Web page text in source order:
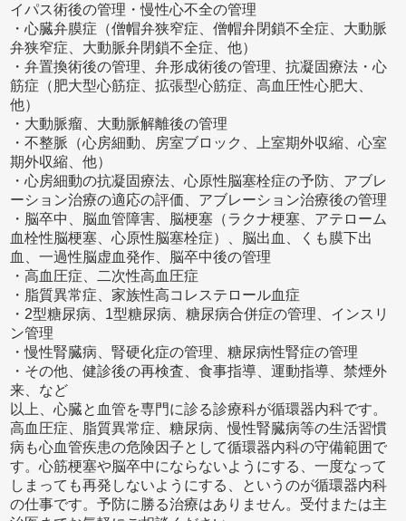
イパス術後の管理・慢性心不全の管理
・心臓弁膜症（僧帽弁狭窄症、僧帽弁閉鎖不全症、大動脈
弁狭窄症、大動脈弁閉鎖不全症、他）
・弁置換術後の管理、弁形成術後の管理、抗凝固療法・心
筋症（肥大型心筋症、拡張型心筋症、高血圧性心肥大、
他）
・大動脈瘤、大動脈解離後の管理
・不整脈（心房細動、房室ブロック、上室期外収縮、心室
期外収縮、他）
・心房細動の抗凝固療法、心原性脳塞栓症の予防、アブレ
ーション治療の適応の評価、アブレーション治療後の管理
・脳卒中、脳血管障害、脳梗塞（ラクナ梗塞、アテローム
血栓性脳梗塞、心原性脳塞栓症）、脳出血、くも膜下出
血、一過性脳虚血発作、脳卒中後の管理
・高血圧症、二次性高血圧症
・脂質異常症、家族性高コレステロール血症
・2型糖尿病、1型糖尿病、糖尿病合併症の管理、インスリ
ン管理
・慢性腎臓病、腎硬化症の管理、糖尿病性腎症の管理
・その他、健診後の再検査、食事指導、運動指導、禁煙外
来、など
以上、心臓と血管を専門に診る診療科が循環器内科です。
高血圧症、脂質異常症、糖尿病、慢性腎臓病等の生活習慣
病も心血管疾患の危険因子として循環器内科の守備範囲で
す。心筋梗塞や脳卒中にならないようにする、一度なって
しまっても再発しないようにする、というのが循環器内科
の仕事です。予防に勝る治療はありません。受付または主